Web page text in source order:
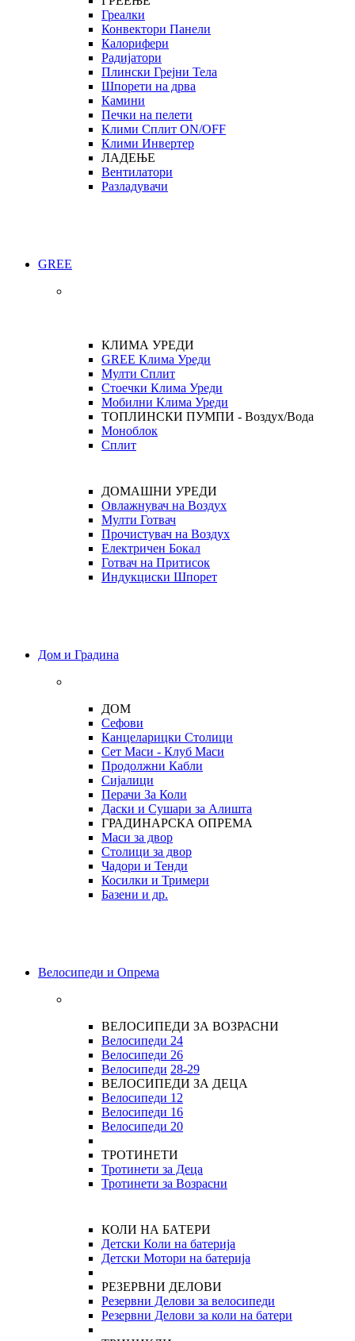
Греалки
Конвектори Панели
Калорифери
Радијатори
Плински Грејни Тела
Шпорети на дрва
Камини
Печки на пелети
Клими Сплит ON/OFF
Клими Инвертер
ЛАДЕЊЕ
Вентилатори
Разладувачи
GREE
КЛИМА УРЕДИ
GREE Клима Уреди
Мулти Сплит
Стоечки Клима Уреди
Мобилни Клима Уреди
ТОПЛИНСКИ ПУМПИ - Воздух/Вода
Моноблок
Сплит
ДОМАШНИ УРЕДИ
Овлажнувач на Воздух
Мулти Готвач
Прочистувач на Воздух
Електричен Бокал
Готвач на Притисок
Индукциски Шпорет
Дом и Градина
ДОМ
Сефови
Канцеларицки Столици
Сет Маси - Клуб Маси
Продолжни Кабли
Сијалици
Перачи За Коли
Даски и Сушари за Алишта
ГРАДИНАРСКА ОПРЕМА
Маси за двор
Столици за двор
Чадори и Тенди
Косилки и Тримери
Базени и др.
Велосипеди и Опрема
ВЕЛОСИПЕДИ ЗА ВОЗРАСНИ
Велосипеди 24
Велосипеди 26
Велосипеди 28-29
ВЕЛОСИПЕДИ ЗА ДЕЦА
Велосипеди 12
Велосипеди 16
Велосипеди 20
ТРОТИНЕТИ
Тротинети за Деца
Тротинети за Возрасни
КОЛИ НА БАТЕРИ
Детски Коли на батерија
Детски Мотори на батерија
РЕЗЕРВНИ ДЕЛОВИ
Резервни Делови за велосипеди
Резервни Делови за коли на батери